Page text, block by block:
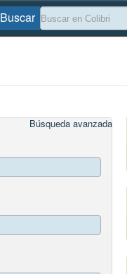
Buscar
Búsqueda avanzada